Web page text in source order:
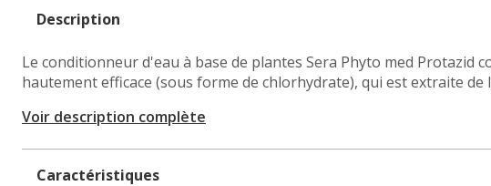
Description
Le conditionneur d'eau à base de plantes Sera Phyto med Protazid
hautement efficace (sous forme de chlorhydrate), qui est extraite de
Voir description complète
Caractéristiques